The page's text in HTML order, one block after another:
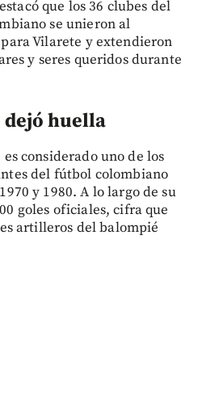
que los 36 clubes del
se unieron al
Vilarete y extendieron
y seres queridos durante
dejó huella
considerado uno de los
del fútbol colombiano
y 1980. A lo largo de su
goles oficiales, cifra que
artilleros del balompié